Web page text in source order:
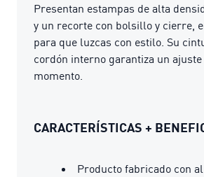
Presentan estampas de alta
y un recorte con bolsillo y cierre,
para que luzcas con estilo. Su
cordón interno garantiza un
momento.
CARACTERÍSTICAS +
Producto fabricado con